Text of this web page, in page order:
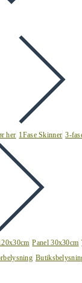
her 1Fase Skinner 3-
Panel 30x30cm